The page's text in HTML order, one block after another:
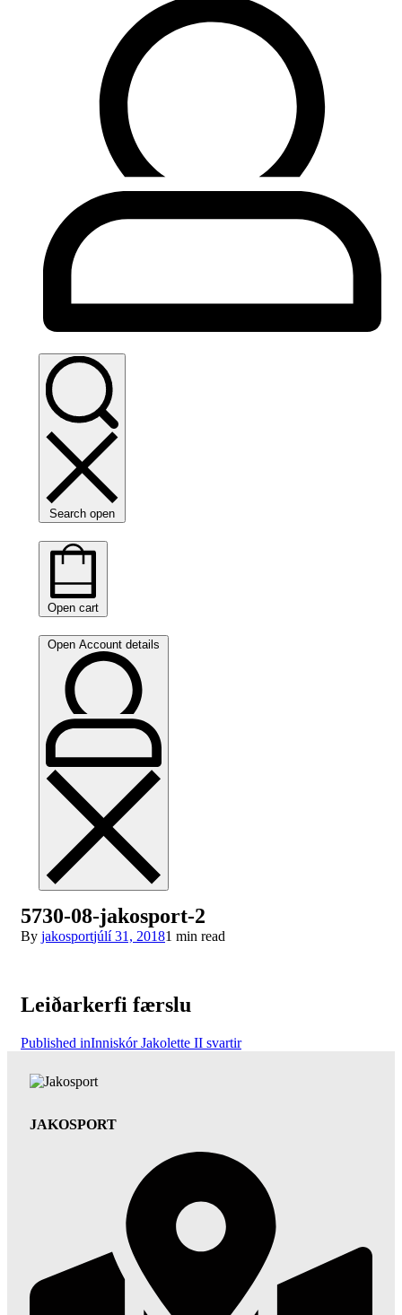
Search open
Open cart
Open Account details
5730-08-jakosport-2
By jakosportjúlí 31, 20181 min read
Leiðarkerfi færslu
Published inInniskór Jakolette II svartir
JAKOSPORT